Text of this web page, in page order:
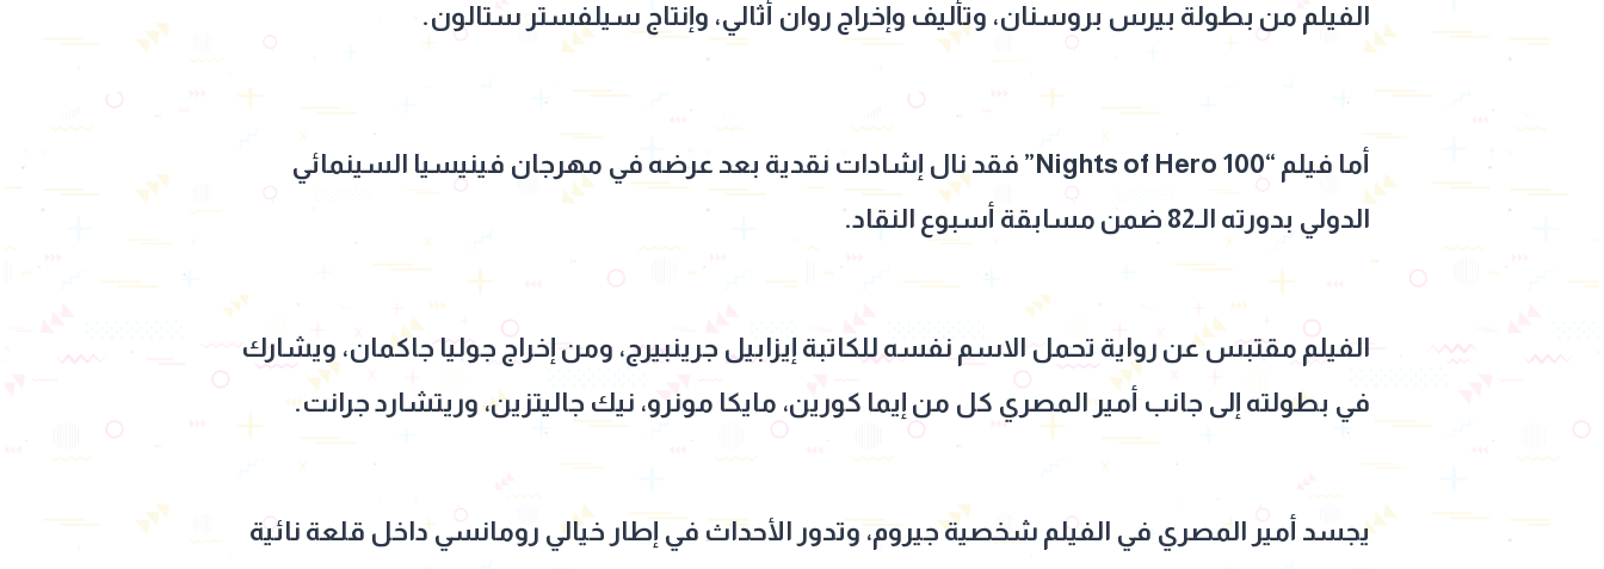
الفيلم من بطولة بيرس بروسنان، وتأليف وإخراج روان أثالي، وإنتاج سيلفستر ستالون.
أما فيلم “100 Nights of Hero” فقد نال إشادات نقدية بعد عرضه في مهرجان فينيسيا السينمائي
الدولي بدورته الـ82 ضمن مسابقة أسبوع النقاد.
الفيلم مقتبس عن رواية تحمل الاسم نفسه للكاتبة إيزابيل جرينبيرج، ومن إخراج جوليا جاكمان، ويشارك
في بطولته إلى جانب أمير المصري كل من إيما كورين، مايكا مونرو، نيك جاليتزين، وريتشارد جرانت.
يجسد أمير المصري في الفيلم شخصية جيروم، وتدور الأحداث في إطار خيالي رومانسي داخل قلعة نائية